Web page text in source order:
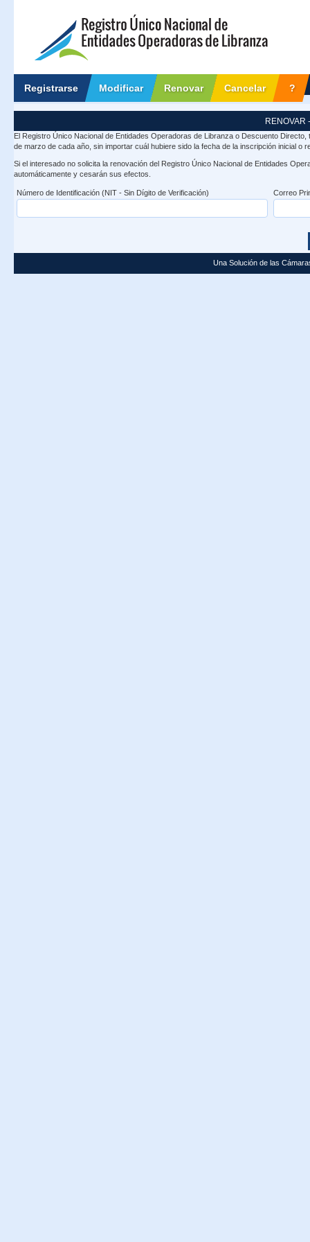
Registrarse Modificar Renovar Cancelar ?
RENOVAR
El Registro Único Nacional de Entidades Operadoras de Libranza o Descuento
de marzo de cada año, sin importar cuál hubiere sido la fecha de la inscripción inicial
Si el interesado no solicita la renovación del Registro Único Nacional de Entidades
automáticamente y cesarán sus efectos.
Número de Identificación (NIT - Sin Dígito de Verificación) Correo
Una Solución de las